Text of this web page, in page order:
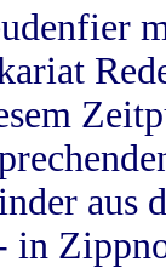
aus
in